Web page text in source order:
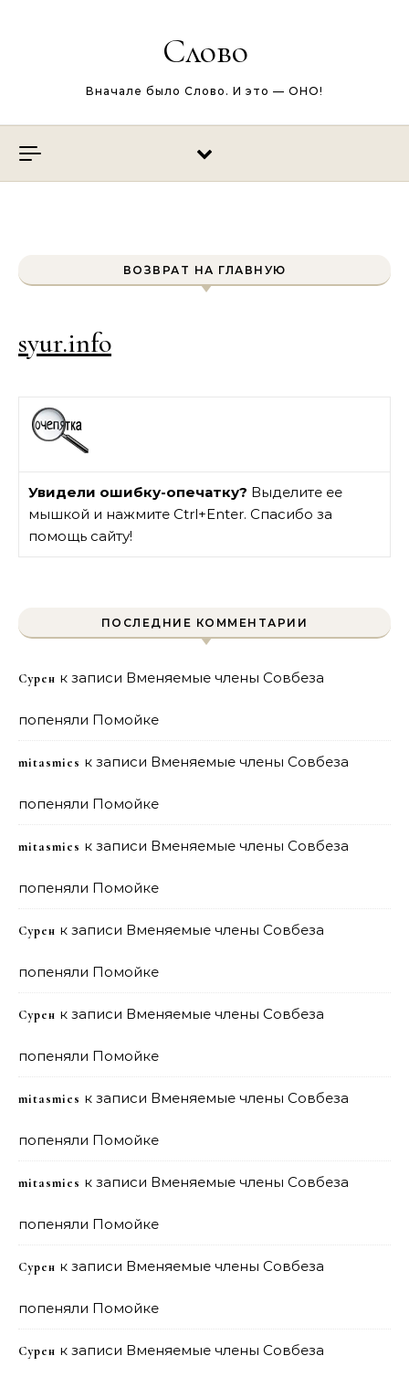
Слово
Вначале было Слово. И это — ОНО!
ВОЗВРАТ НА ГЛАВНУЮ
syur.info
Увидели ошибку-опечатку? Выделите ее
мышкой и нажмите Ctrl+Enter. Спасибо за
помощь сайту!
ПОСЛЕДНИЕ КОММЕНТАРИИ
Сурен к записи Вменяемые члены Совбеза
попеняли Помойке
mitasmies к записи Вменяемые члены Совбеза
попеняли Помойке
mitasmies к записи Вменяемые члены Совбеза
попеняли Помойке
Сурен к записи Вменяемые члены Совбеза
попеняли Помойке
Сурен к записи Вменяемые члены Совбеза
попеняли Помойке
mitasmies к записи Вменяемые члены Совбеза
попеняли Помойке
mitasmies к записи Вменяемые члены Совбеза
попеняли Помойке
Сурен к записи Вменяемые члены Совбеза
попеняли Помойке
Сурен к записи Вменяемые члены Совбеза